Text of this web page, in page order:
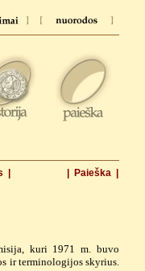
| | Paieška |
kuri 1971 m. buvo
ir terminologijos skyrius.